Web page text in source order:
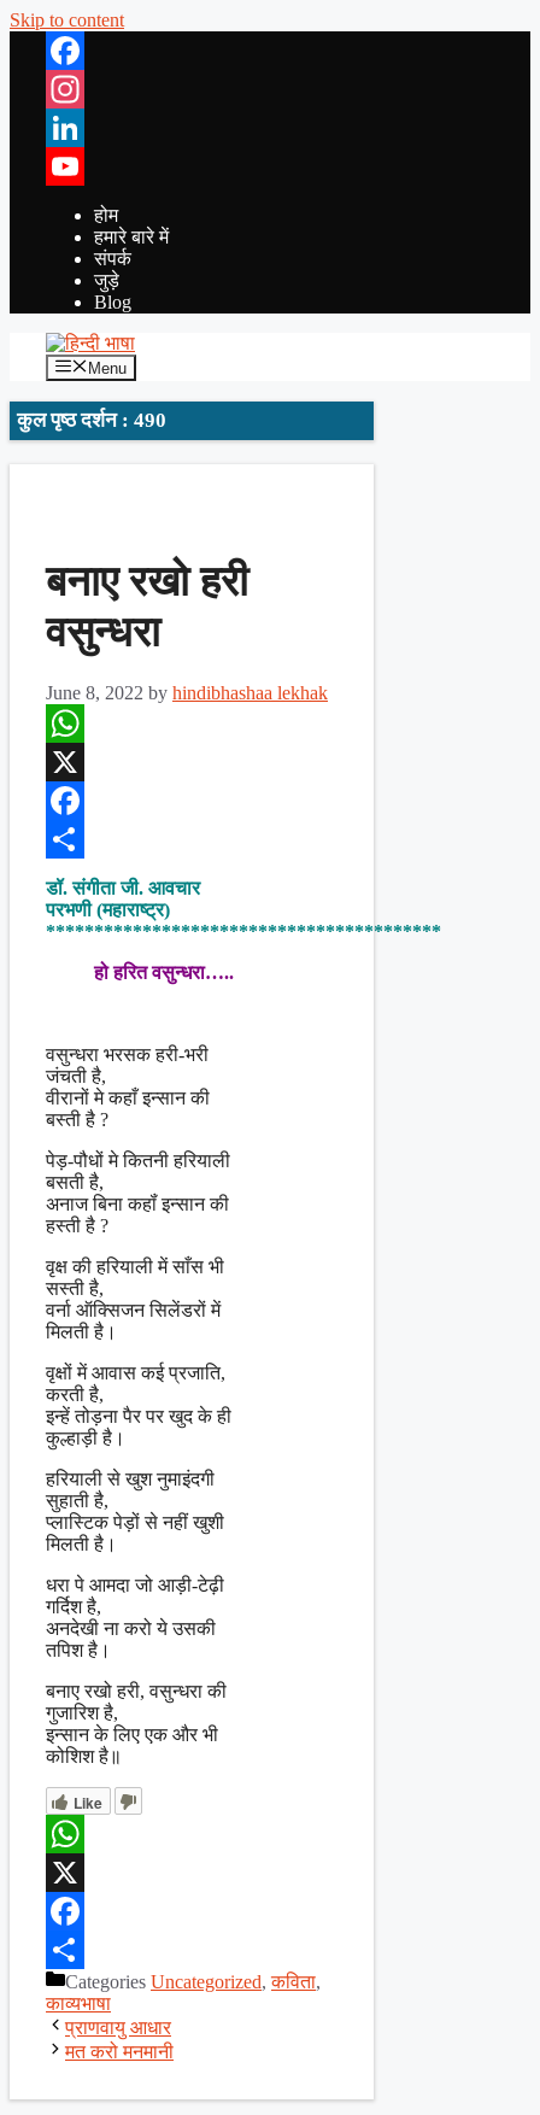
Skip to content
Facebook
Instagram
LinkedIn
YouTube
होम
हमारे बारे में
संपर्क
जुड़े
Blog
Menu
कुल पृष्ठ दर्शन : 490
बनाए रखो हरी
वसुन्धरा
June 8, 2022 by hindibhashaa lekhak
WhatsApp
X
Facebook
Share
डॉ. संगीता जी. आवचार
परभणी (महाराष्ट्र)
*****************************************
हो हरित वसुन्धरा…..
वसुन्धरा भरसक हरी-भरी
जंचती है,
वीरानों मे कहाँ इन्सान की
बस्ती है ?
पेड़-पौधों मे कितनी हरियाली
बसती है,
अनाज बिना कहॉं इन्सान की
हस्ती है ?
वृक्ष की हरियाली में साँस भी
सस्ती है,
वर्ना ऑक्सिजन सिलेंडरों में
मिलती है।
वृक्षों में आवास कई प्रजाति,
करती है,
इन्हें तोड़ना पैर पर खुद के ही
कुल्हाड़ी है।
हरियाली से खुश नुमाइंदगी
सुहाती है,
प्लास्टिक पेड़ों से नहीं खुशी
मिलती है।
धरा पे आमदा जो आड़ी-टेढ़ी
गर्दिश है,
अनदेखी ना करो ये उसकी
तपिश है।
बनाए रखो हरी, वसुन्धरा की
गुजारिश है,
इन्सान के लिए एक और भी
कोशिश है॥
Like
WhatsApp
X
Facebook
ShareCategories Uncategorized,कविता,
काव्यभाषा
प्राणवायु आधार
मत करो मनमानी